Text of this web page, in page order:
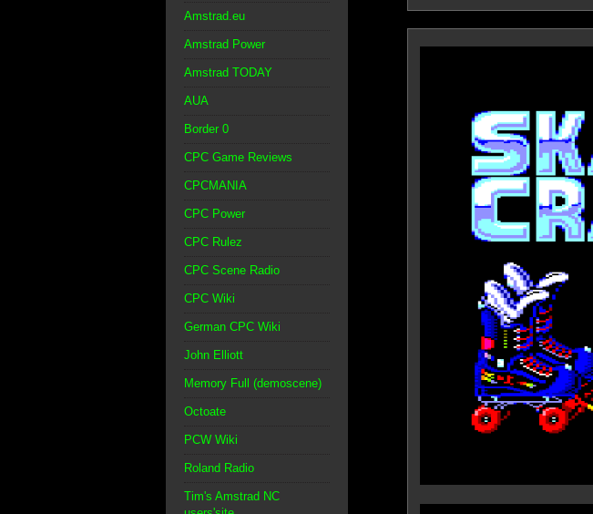
Amstrad.eu
Amstrad Power
Amstrad TODAY
AUA
Border 0
CPC Game Reviews
CPCMANIA
CPC Power
CPC Rulez
CPC Scene Radio
CPC Wiki
German CPC Wiki
John Elliott
Memory Full (demoscene)
Octoate
PCW Wiki
Roland Radio
Tim's Amstrad NC